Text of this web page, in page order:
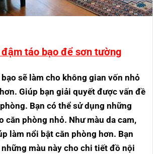
táo bạo để sơn tường
sẽ làm cho không gian vốn nhỏ
Giúp bạn giải quyết được vấn đề
Bạn có thể sử dụng những
căn phòng nhỏ. Như màu da cam,
làm nổi bật căn phòng hơn. Bạn
màu này cho chi tiết đồ nội